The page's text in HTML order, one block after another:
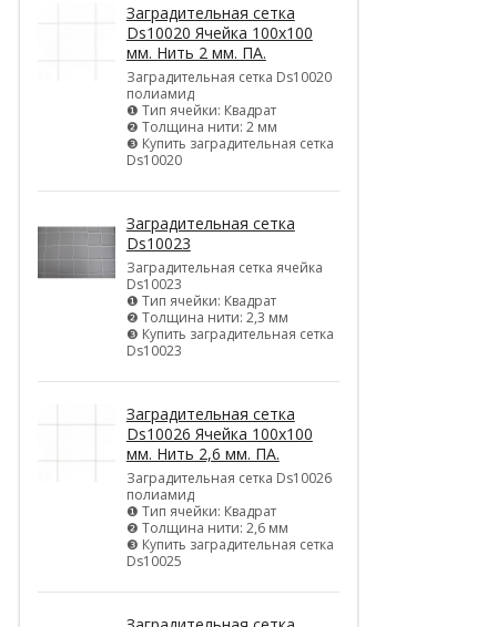
Заградительная сетка
Ds10020 Ячейка 100х100
мм. Нить 2 мм. ПА.
Заградительная сетка Ds10020
полиамид
❶ Тип ячейки: Квадрат
❷ Толщина нити: 2 мм
❸ Купить заградительная сетка
Ds10020
Заградительная сетка
Ds10023
Заградительная сетка ячейка
Ds10023
❶ Тип ячейки: Квадрат
❷ Толщина нити: 2,3 мм
❸ Купить заградительная сетка
Ds10023
Заградительная сетка
Ds10026 Ячейка 100х100
мм. Нить 2,6 мм. ПА.
Заградительная сетка Ds10026
полиамид
❶ Тип ячейки: Квадрат
❷ Толщина нити: 2,6 мм
❸ Купить заградительная сетка
Ds10025